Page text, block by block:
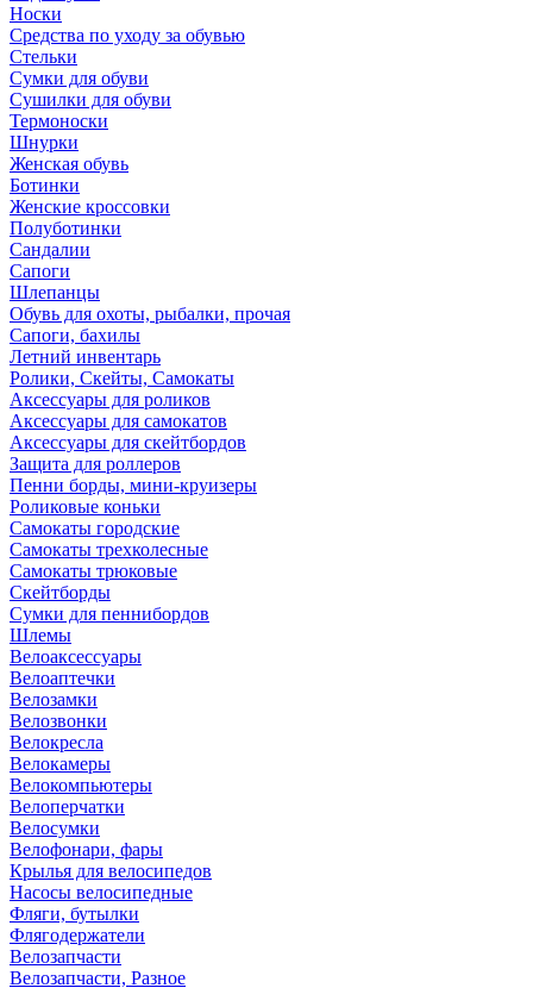
Носки
Средства по уходу за обувью
Стельки
Сумки для обуви
Сушилки для обуви
Термоноски
Шнурки
Женская обувь
Ботинки
Женские кроссовки
Полуботинки
Сандалии
Сапоги
Шлепанцы
Обувь для охоты, рыбалки, прочая
Сапоги, бахилы
Летний инвентарь
Ролики, Скейты, Самокаты
Аксессуары для роликов
Аксессуары для самокатов
Аксессуары для скейтбордов
Защита для роллеров
Пенни борды, мини-круизеры
Роликовые коньки
Самокаты городские
Самокаты трехколесные
Самокаты трюковые
Скейтборды
Сумки для пеннибордов
Шлемы
Велоаксессуары
Велоаптечки
Велозамки
Велозвонки
Велокресла
Велокамеры
Велокомпьютеры
Велоперчатки
Велосумки
Велофонари, фары
Крылья для велосипедов
Насосы велосипедные
Фляги, бутылки
Флягодержатели
Велозапчасти
Велозапчасти, Разное